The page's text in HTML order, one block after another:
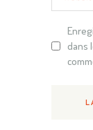
dans